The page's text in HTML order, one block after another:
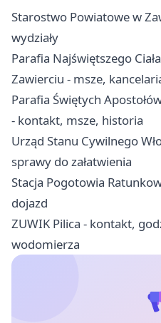
Starostwo Powiatowe w
wydziały
Parafia Najświętszego
Zawierciu - msze,
Parafia Świętych
- kontakt, msze, historia
Urząd Stanu Cywilnego
sprawy do załatwienia
Stacja Pogotowia
dojazd
ZUWIK Pilica - kontakt,
wodomierza